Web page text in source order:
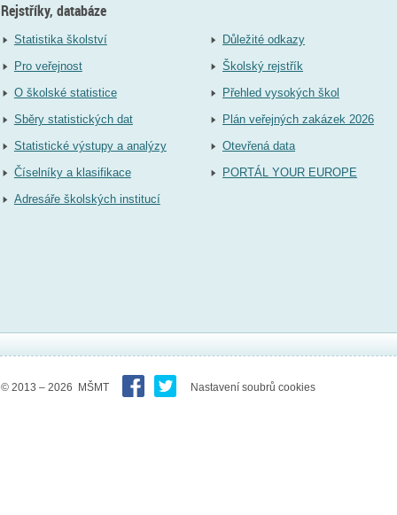
Rejstříky, databáze
Statistika školství
Pro veřejnost
O školské statistice
Sběry statistických dat
Statistické výstupy a analýzy
Číselníky a klasifikace
Adresáře školských institucí
Důležité odkazy
Školský rejstřík
Přehled vysokých škol
Plán veřejných zakázek 2026
Otevřená data
PORTÁL YOUR EUROPE
© 2013 – 2026 MŠMT Nastavení soubrů cookies